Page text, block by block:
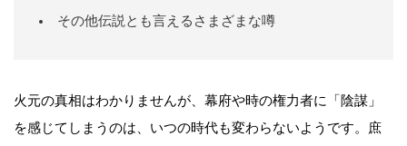
その他伝説とも言えるさまざまな噂
火元の真相はわかりませんが、幕府や時の権力者に「陰謀」
を感じてしまうのは、いつの時代も変わらないようです。庶